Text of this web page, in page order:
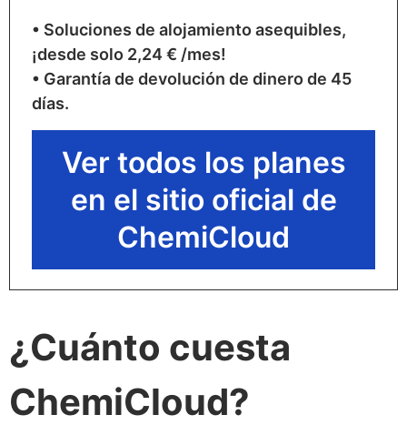
• Soluciones de alojamiento asequibles,
¡desde solo 2,24 € /mes!
• Garantía de devolución de dinero de 45
días.
Ver todos los planes
en el sitio oficial de
ChemiCloud
¿Cuánto cuesta
ChemiCloud?